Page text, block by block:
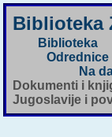
Biblioteka
Biblioteka
Odrednice
Na
Dokumenti i
Jugoslavije i